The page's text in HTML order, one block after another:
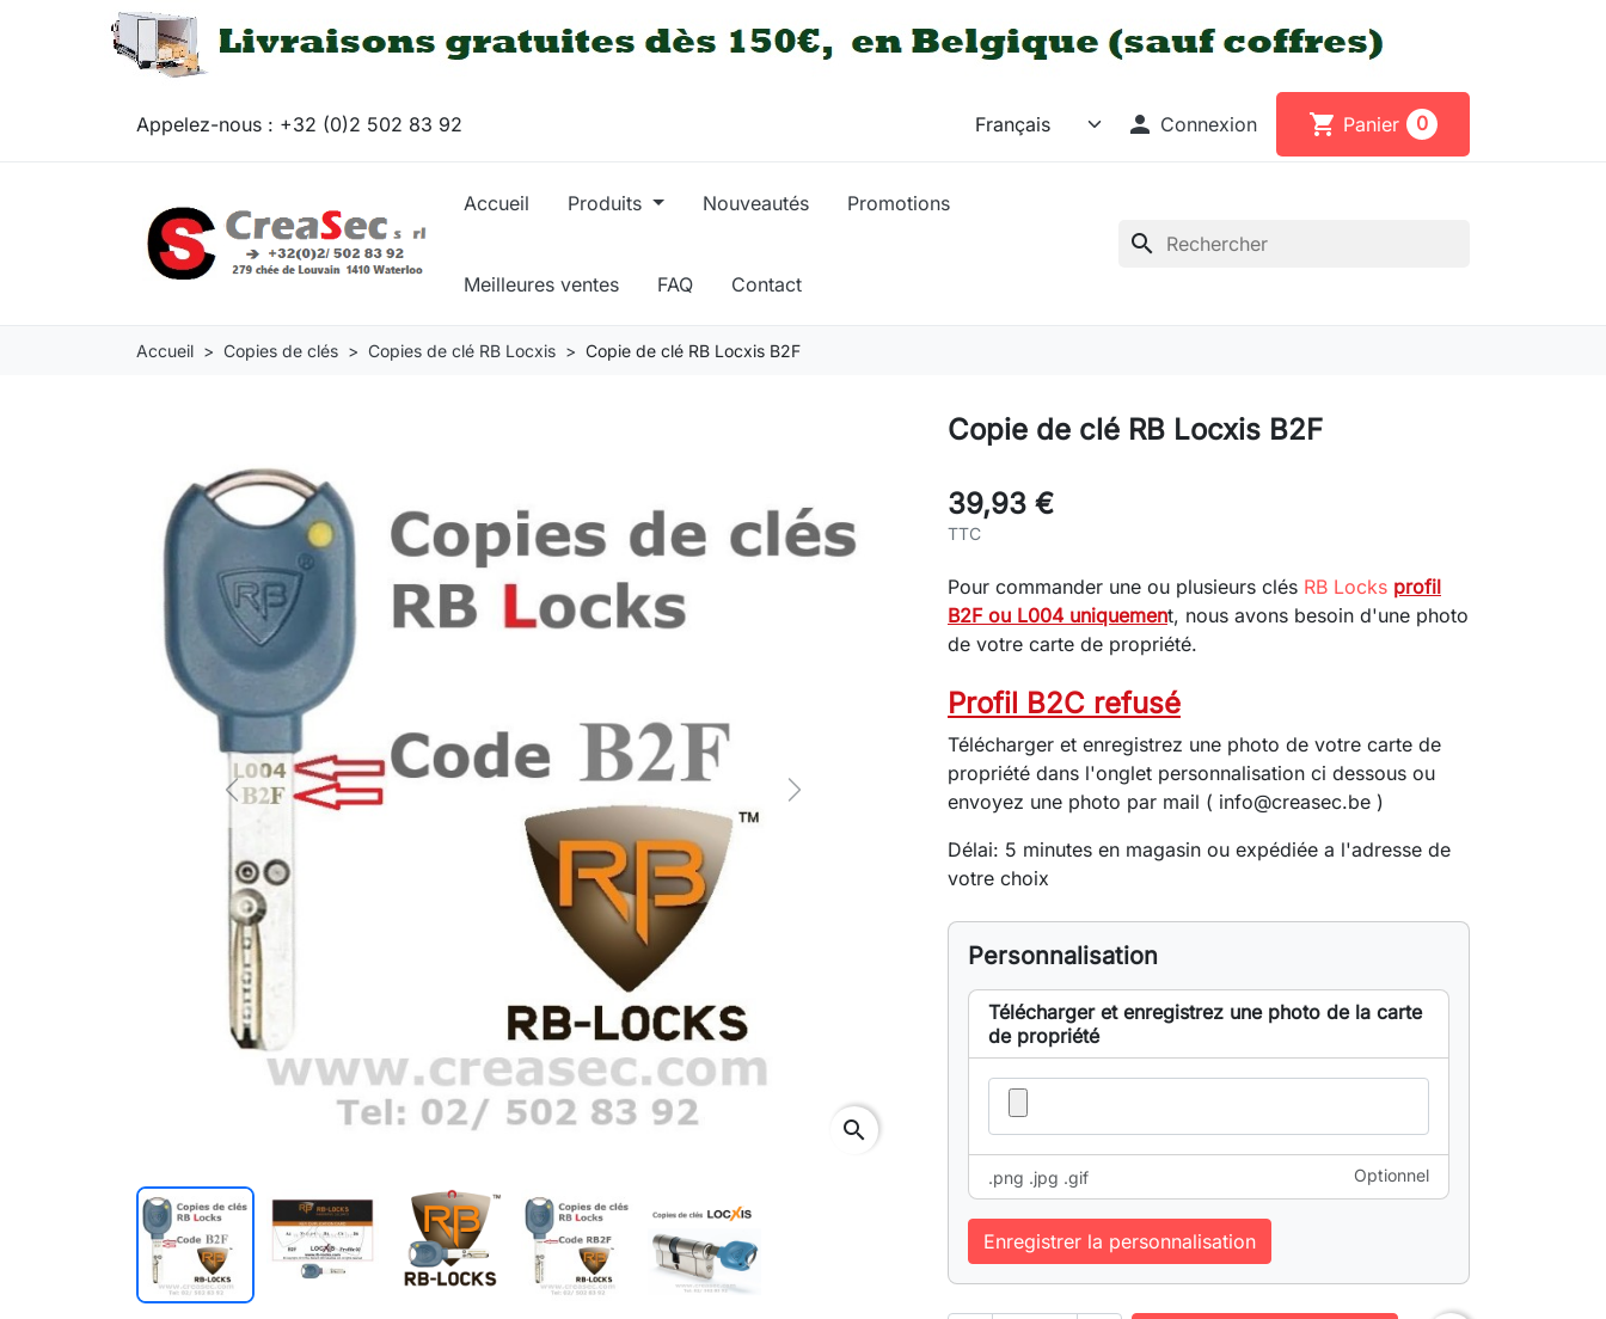
Appelez-nous : +32 (0)2 502 83 92  Connexion shopping_cart Panier 0
Accueil Produits Nouveautés Promotions
Meilleures ventes FAQ Contact
search
Accueil Copies de clés Copies de clé RB Locxis Copie de clé RB Locxis B2F
Previous Next
search
Copie de clé RB Locxis B2F
39,93 €
TTC
Pour commander une ou plusieurs clés RB Locks profil
B2F ou L004 uniquement, nous avons besoin d'une photo
de votre carte de propriété.
Profil B2C refusé
Télécharger et enregistrez une photo de votre carte de
propriété dans l'onglet personnalisation ci dessous ou
envoyez une photo par mail ( info@creasec.be )
Délai: 5 minutes en magasin ou expédiée a l'adresse de
votre choix
Personnalisation
Télécharger et enregistrez une photo de la carte
de propriété
.png .jpg .gif Optionnel
Enregistrer la personnalisation